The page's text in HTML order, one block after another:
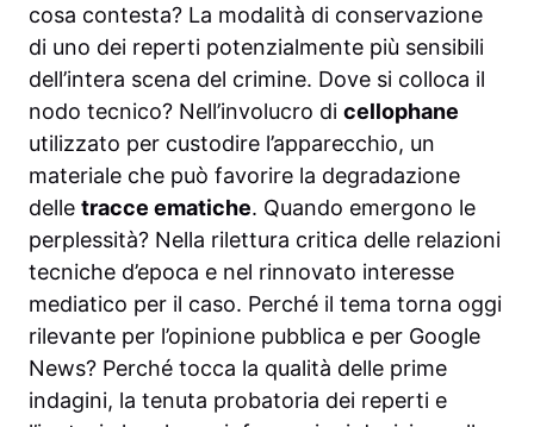
cosa contesta? La modalità di conservazione
di uno dei reperti potenzialmente più sensibili
dell’intera scena del crimine. Dove si colloca il
nodo tecnico? Nell’involucro di cellophane
utilizzato per custodire l’apparecchio, un
materiale che può favorire la degradazione
delle tracce ematiche. Quando emergono le
perplessità? Nella rilettura critica delle relazioni
tecniche d’epoca e nel rinnovato interesse
mediatico per il caso. Perché il tema torna oggi
rilevante per l’opinione pubblica e per Google
News? Perché tocca la qualità delle prime
indagini, la tenuta probatoria dei reperti e